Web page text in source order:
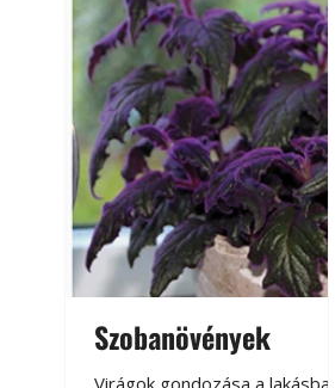
Szobanövények